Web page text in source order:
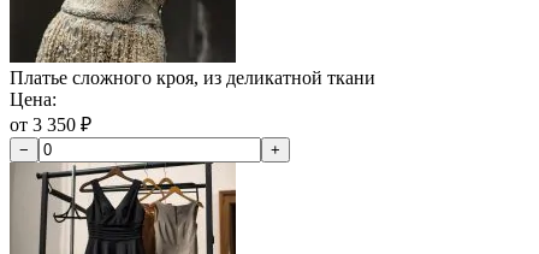
Платье сложного кроя, из деликатной ткани
Цена:
от 3 350 ₽
− +